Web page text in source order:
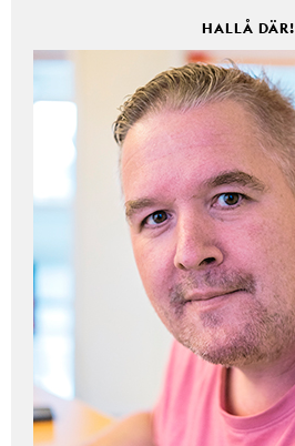
HALLÅ DÄR!